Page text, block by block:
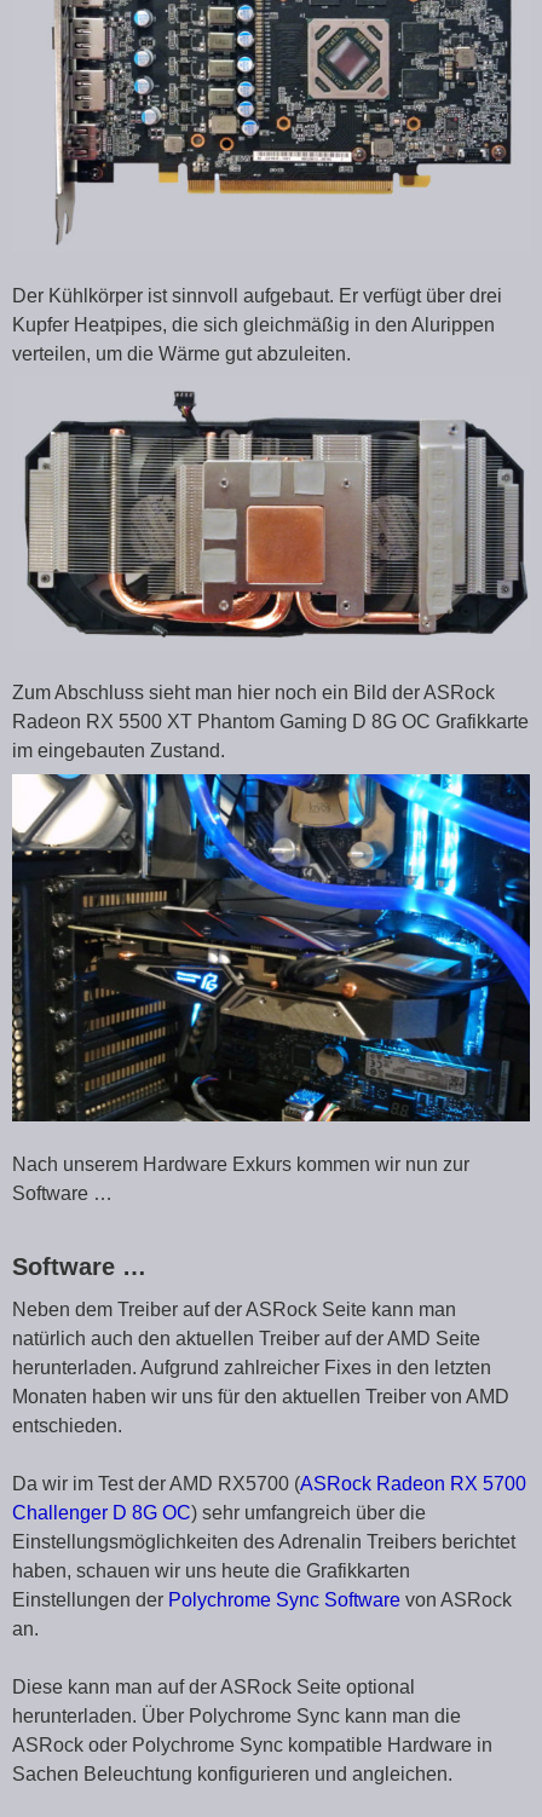
Der Kühlkörper ist sinnvoll aufgebaut. Er verfügt über drei
Kupfer Heatpipes, die sich gleichmäßig in den Alurippen
verteilen, um die Wärme gut abzuleiten.
Zum Abschluss sieht man hier noch ein Bild der ASRock
Radeon RX 5500 XT Phantom Gaming D 8G OC Grafikkarte
im eingebauten Zustand.
Nach unserem Hardware Exkurs kommen wir nun zur
Software …
Software …
Neben dem Treiber auf der ASRock Seite kann man
natürlich auch den aktuellen Treiber auf der AMD Seite
herunterladen. Aufgrund zahlreicher Fixes in den letzten
Monaten haben wir uns für den aktuellen Treiber von AMD
entschieden.
Da wir im Test der AMD RX5700 (ASRock Radeon RX 5700
Challenger D 8G OC) sehr umfangreich über die
Einstellungsmöglichkeiten des Adrenalin Treibers berichtet
haben, schauen wir uns heute die Grafikkarten
Einstellungen der Polychrome Sync Software von ASRock
an.
Diese kann man auf der ASRock Seite optional
herunterladen. Über Polychrome Sync kann man die
ASRock oder Polychrome Sync kompatible Hardware in
Sachen Beleuchtung konfigurieren und angleichen.